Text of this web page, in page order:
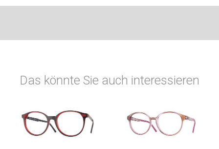
Das könnte Sie auch interessieren